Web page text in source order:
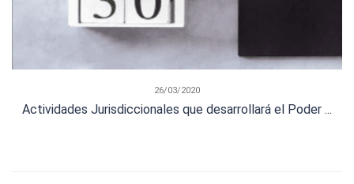
26/03/2020
Actividades Jurisdiccionales que desarrollará el Poder ...